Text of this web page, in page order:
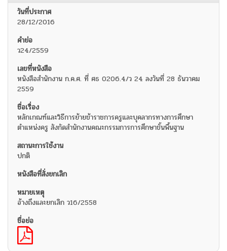
28/12/2016
ว24/2559
หนังสือสำนักงาน ก.ค.ศ. ที่ ศธ 0206.4/ว 24 ลงวันที่ 28 ธันวาคม
2559
หลักเกณฑ์และวิธีการย้ายข้าราชการครูและบุคลากรทางการศึกษา
ตำแหน่งครู สังกัดสำนักงานคณะกรรมการการศึกษาขั้นพื้นฐาน
ปกติ
อ้างถึงและยกเลิก ว16/2558